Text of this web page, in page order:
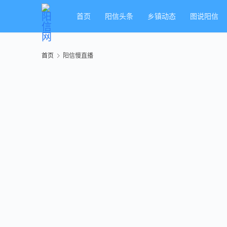
首页 阳信头条 乡镇动态 图说阳信
首页 阳信慢直播